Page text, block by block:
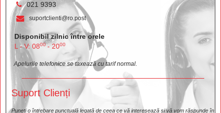
021 9393
suportclienti@ro.post
Disponibil zilnic între orele
L - V: 0800- 2000
Apelurile telefonice se taxează cu tarif normal.
Suport Clienți
Puneți o întrebare punctuală legată de ceea ce vă interesează și vă vom răspunde în